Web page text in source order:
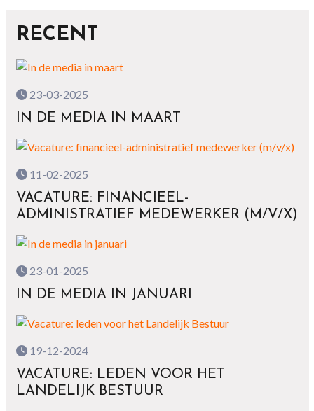
RECENT
23-03-2025
IN DE MEDIA IN MAART
11-02-2025
VACATURE: FINANCIEEL-
ADMINISTRATIEF MEDEWERKER (M/V/X)
23-01-2025
IN DE MEDIA IN JANUARI
19-12-2024
VACATURE: LEDEN VOOR HET
LANDELIJK BESTUUR